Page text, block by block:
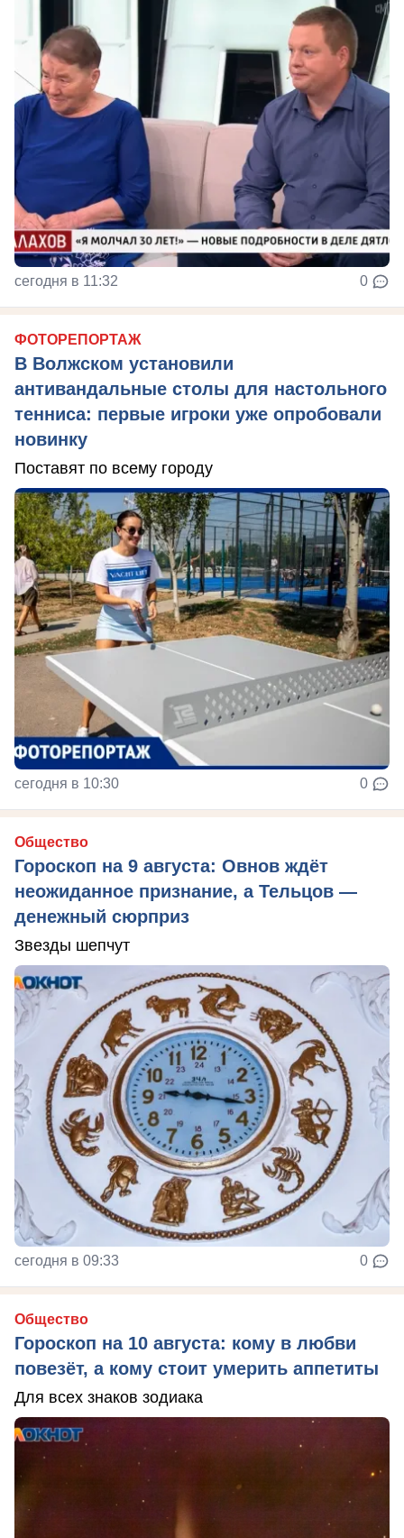
сегодня в 11:32 0
ФОТОРЕПОРТАЖ
В Волжском установили
антивандальные столы для настольного
тенниса: первые игроки уже опробовали
новинку
Поставят по всему городу
сегодня в 10:30 0
Общество
Гороскоп на 9 августа: Овнов ждёт
неожиданное признание, а Тельцов —
денежный сюрприз
Звезды шепчут
сегодня в 09:33 0
Общество
Гороскоп на 10 августа: кому в любви
повезёт, а кому стоит умерить аппетиты
Для всех знаков зодиака